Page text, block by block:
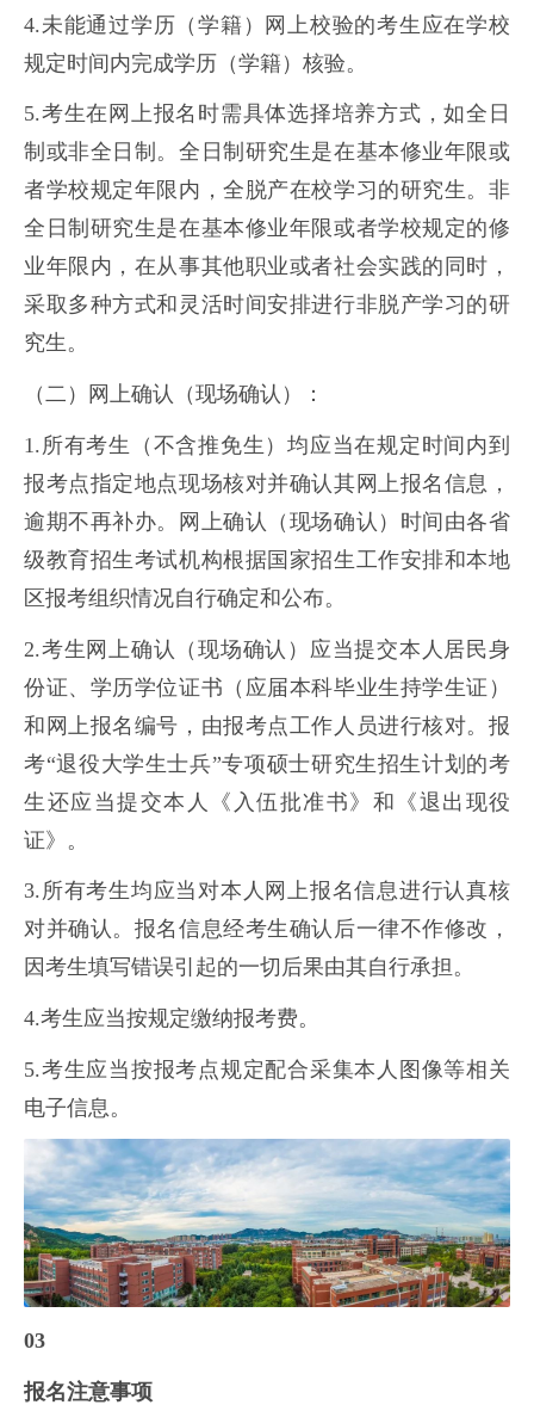
4.未能通过学历（学籍）网上校验的考生应在学校
规定时间内完成学历（学籍）核验。
5.考生在网上报名时需具体选择培养方式，如全日
制或非全日制。全日制研究生是在基本修业年限或
者学校规定年限内，全脱产在校学习的研究生。非
全日制研究生是在基本修业年限或者学校规定的修
业年限内，在从事其他职业或者社会实践的同时，
采取多种方式和灵活时间安排进行非脱产学习的研
究生。
（二）网上确认（现场确认）：
1.所有考生（不含推免生）均应当在规定时间内到
报考点指定地点现场核对并确认其网上报名信息，
逾期不再补办。网上确认（现场确认）时间由各省
级教育招生考试机构根据国家招生工作安排和本地
区报考组织情况自行确定和公布。
2.考生网上确认（现场确认）应当提交本人居民身
份证、学历学位证书（应届本科毕业生持学生证）
和网上报名编号，由报考点工作人员进行核对。报
考“退役大学生士兵”专项硕士研究生招生计划的考
生还应当提交本人《入伍批准书》和《退出现役
证》。
3.所有考生均应当对本人网上报名信息进行认真核
对并确认。报名信息经考生确认后一律不作修改，
因考生填写错误引起的一切后果由其自行承担。
4.考生应当按规定缴纳报考费。
5.考生应当按报考点规定配合采集本人图像等相关
电子信息。
03
报名注意事项